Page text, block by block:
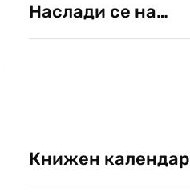
Наслади се на…
Книжен календар